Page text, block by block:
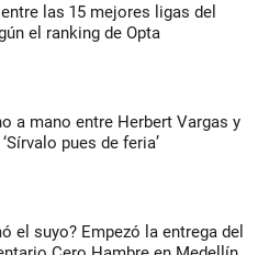
las 15 mejores ligas del
el ranking de Opta
a mano entre Herbert Vargas y
pues de feria’
el suyo? Empezó la entrega del